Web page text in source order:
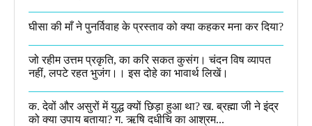
घीसा की माँ ने पुनर्विवाह के प्रस्ताव को क्या कहकर मना कर दिया?
जो रहीम उत्तम प्रकृति, का करि सकत कुसंग। चंदन विष व्यापत
नहीं, लपटे रहत भुजंग।। इस दोहे का भावार्थ लिखें।
क. देवों और असुरों में युद्ध क्यों छिड़ा हुआ था? ख. ब्रह्मा जी ने इंद्र
को क्या उपाय बताया? ग. ऋषि दधीचि का आश्रम...